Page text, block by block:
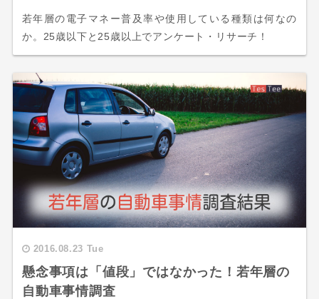
若年層の電子マネー普及率や使用している種類は何なの
か。25歳以下と25歳以上でアンケート・リサーチ！
2016.08.23 Tue
懸念事項は「値段」ではなかった！若年層の
自動車事情調査